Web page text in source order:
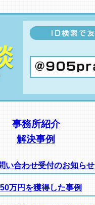
事務所紹介
解決事例
い合わせ受付のお知らせ
万円を獲得した事例